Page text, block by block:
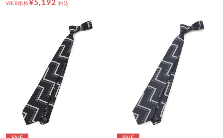
WEB価格¥5,192 税込